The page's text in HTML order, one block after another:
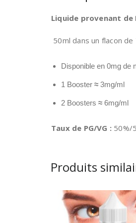
Liquide provenant de
50ml dans un flacon de
Disponible en 0mg de
1 Booster ≈ 3mg/ml
2 Boosters ≈ 6mg/ml
Taux de PG/VG : 50%/
Produits